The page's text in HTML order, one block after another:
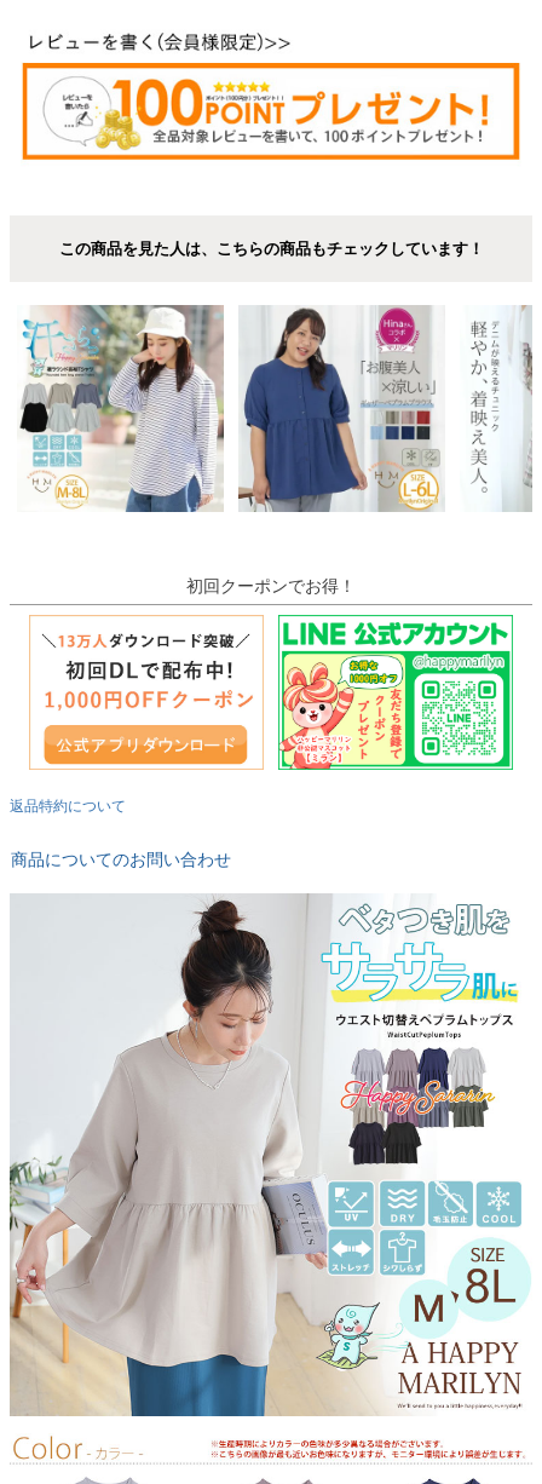
この商品を見た人は、こちらの商品もチェックしています！
初回クーポンでお得！
返品特約について
商品についてのお問い合わせ